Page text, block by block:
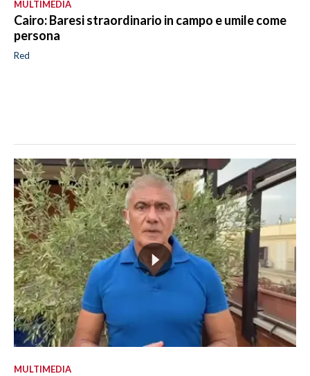
MULTIMEDIA
Cairo: Baresi straordinario in campo e umile come
persona
Red
MULTIMEDIA